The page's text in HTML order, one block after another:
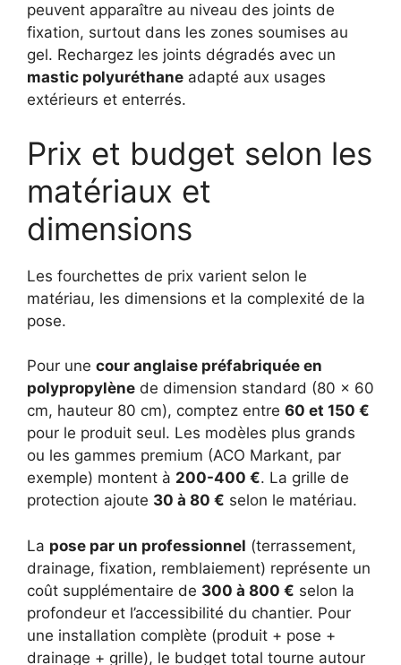
peuvent apparaître au niveau des joints de
fixation, surtout dans les zones soumises au
gel. Rechargez les joints dégradés avec un
mastic polyuréthane adapté aux usages
extérieurs et enterrés.
Prix et budget selon les
matériaux et
dimensions
Les fourchettes de prix varient selon le
matériau, les dimensions et la complexité de la
pose.
Pour une cour anglaise préfabriquée en
polypropylène de dimension standard (80 × 60
cm, hauteur 80 cm), comptez entre 60 et 150 €
pour le produit seul. Les modèles plus grands
ou les gammes premium (ACO Markant, par
exemple) montent à 200-400 €. La grille de
protection ajoute 30 à 80 € selon le matériau.
La pose par un professionnel (terrassement,
drainage, fixation, remblaiement) représente un
coût supplémentaire de 300 à 800 € selon la
profondeur et l’accessibilité du chantier. Pour
une installation complète (produit + pose +
drainage + grille), le budget total tourne autour